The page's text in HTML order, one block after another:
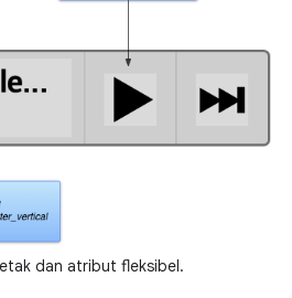
dan atribut fleksibel.